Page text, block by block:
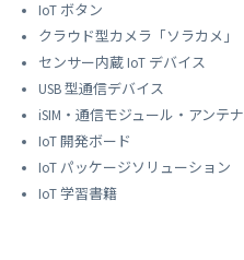
IoT ボタン
クラウド型カメラ「ソラカメ」
センサー内蔵 IoT デバイス
USB 型通信デバイス
iSIM・通信モジュール・アンテナ
IoT 開発ボード
IoT パッケージソリューション
IoT 学習書籍